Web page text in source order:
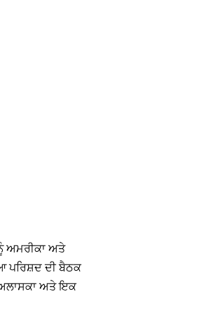
ਅਮਰੀਕਾ ਅਤੇ
ਪਰਿਸ਼ਦ ਦੀ ਬੈਠਕ
ਅਲਾਸਕਾ ਅਤੇ ਇਕ